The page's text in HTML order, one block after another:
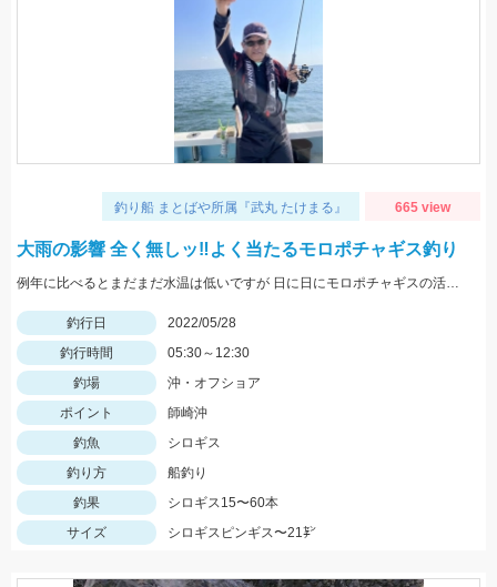
釣り船 まとばや所属『武丸 たけまる』 665 view
大雨の影響 全く無しッ‼︎よく当たるモロポチャギス釣り
例年に比べるとまだまだ水温は低いですが 日に日にモロポチャギスの活性 高まってますよッ(^-^)
釣行日
2022/05/28
釣行時間
05:30～12:30
釣場
沖・オフショア
ポイント
師崎沖
釣魚
シロギス
釣り方
船釣り
釣果
シロギス15〜60本
サイズ
シロギスピンギス〜21㌢